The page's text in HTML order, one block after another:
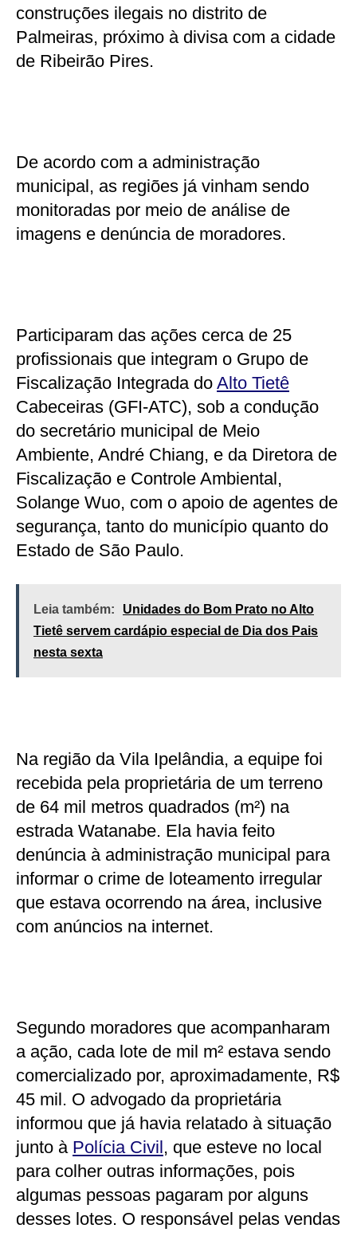
construções ilegais no distrito de
Palmeiras, próximo à divisa com a cidade
de Ribeirão Pires.
De acordo com a administração
municipal, as regiões já vinham sendo
monitoradas por meio de análise de
imagens e denúncia de moradores.
Participaram das ações cerca de 25
profissionais que integram o Grupo de
Fiscalização Integrada do Alto Tietê
Cabeceiras (GFI-ATC), sob a condução
do secretário municipal de Meio
Ambiente, André Chiang, e da Diretora de
Fiscalização e Controle Ambiental,
Solange Wuo, com o apoio de agentes de
segurança, tanto do município quanto do
Estado de São Paulo.
Leia também:
Unidades do Bom Prato no Alto
Tietê servem cardápio especial de Dia dos Pais
nesta sexta
Na região da Vila Ipelândia, a equipe foi
recebida pela proprietária de um terreno
de 64 mil metros quadrados (m²) na
estrada Watanabe. Ela havia feito
denúncia à administração municipal para
informar o crime de loteamento irregular
que estava ocorrendo na área, inclusive
com anúncios na internet.
Segundo moradores que acompanharam
a ação, cada lote de mil m² estava sendo
comercializado por, aproximadamente, R$
45 mil. O advogado da proprietária
informou que já havia relatado à situação
junto à Polícia Civil, que esteve no local
para colher outras informações, pois
algumas pessoas pagaram por alguns
desses lotes. O responsável pelas vendas